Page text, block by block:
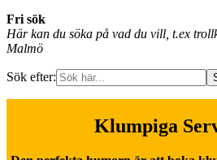
Fri sök
Här kan du söka på vad du vill, t.ex
Malmö
Sök efter:
Klumpiga